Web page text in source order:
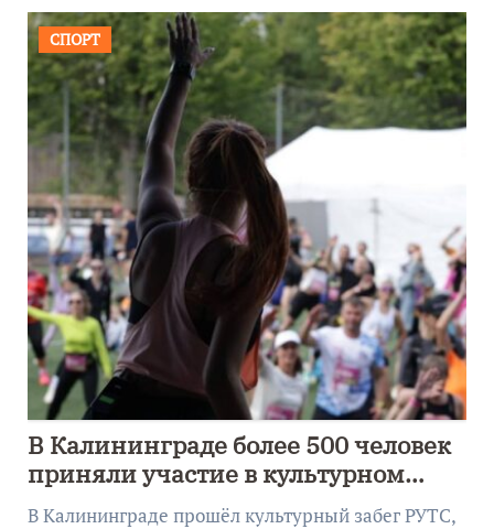
СПОРТ
В Калининграде более 500 человек
приняли участие в культурном
забеге
В Калининграде прошёл культурный забег РУТС,